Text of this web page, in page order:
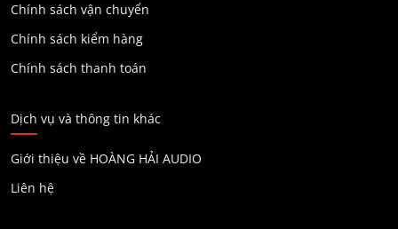
Chính sách vận chuyển
Chính sách kiểm hàng
Chính sách thanh toán
Dịch vụ và thông tin khác
Giới thiệu về HOÀNG HẢI AUDIO
Liên hệ